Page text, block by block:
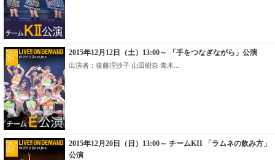
2015年12月12日（土）13:00～ 「手をつなぎながら」公演
出演者：後藤理沙子 山田樹奈 青木...
2015年12月20日（日）13:00～ チームKII 「ラムネの飲み方」
公演